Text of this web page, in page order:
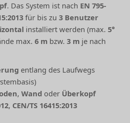
. Das System ist nach EN 795-
für bis zu3 Benutzer
installiert werden (max.5°
max.6 m bzw.3 m je nach
entlang des Laufwegs
,Wand oder Überkopf
, CEN/TS 16415:2013